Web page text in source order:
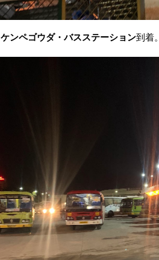
ケンペゴウダ・バスステーション到着。